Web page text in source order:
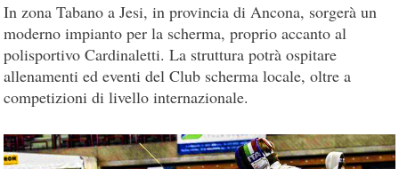
In zona Tabano a Jesi, in provincia di Ancona, sorgerà un
moderno impianto per la scherma, proprio accanto al
polisportivo Cardinaletti. La struttura potrà ospitare
allenamenti ed eventi del Club scherma locale, oltre a
competizioni di livello internazionale.